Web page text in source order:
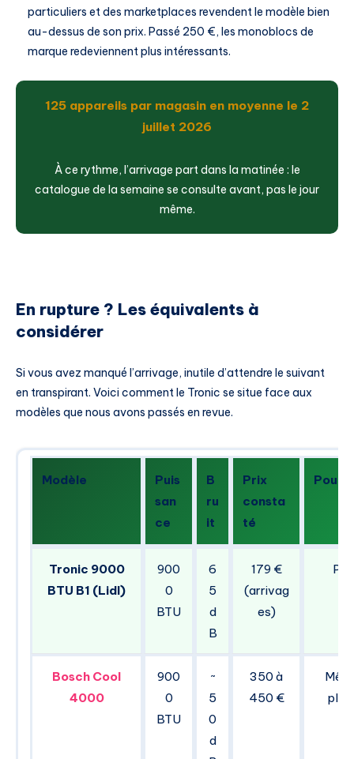
particuliers et des marketplaces revendent le modèle bien
au-dessus de son prix. Passé 250 €, les monoblocs de
marque redeviennent plus intéressants.
125 appareils par magasin en moyenne le 2
juillet 2026
À ce rythme, l’arrivage part dans la matinée : le
catalogue de la semaine se consulte avant, pas le jour
même.
En rupture ? Les équivalents à
considérer
Si vous avez manqué l’arrivage, inutile d’attendre le suivant
en transpirant. Voici comment le Tronic se situe face aux
modèles que nous avons passés en revue.
Modèle
Puis
san
ce
B
ru
it
Prix
consta
té
Pour
Tronic 9000
BTU B1 (Lidl)
900
0
BTU
6
5
d
B
179 €
(arrivag
es)
Bosch Cool
4000
900
0
BTU
~
5
0
d
350 à
450 €
plus